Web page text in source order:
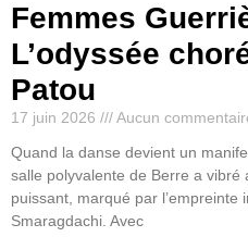
Femmes
L’odyssée
Patou
17 juin 2026
Aucun
Quand la danse devient un
salle polyvalente de Berre a vibré
puissant, marqué par l’empreinte
Smaragdachi. Avec